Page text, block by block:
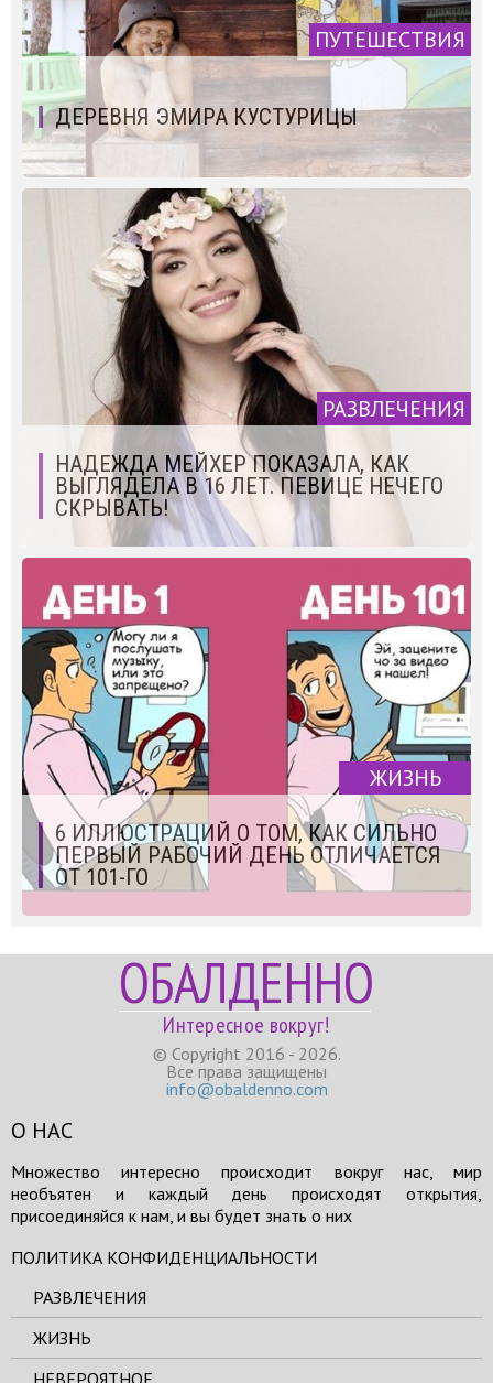
ПУТЕШЕСТВИЯ
ДЕРЕВНЯ ЭМИРА КУСТУРИЦЫ
РАЗВЛЕЧЕНИЯ
НАДЕЖДА МЕЙХЕР ПОКАЗАЛА, КАК
ВЫГЛЯДЕЛА В 16 ЛЕТ. ПЕВИЦЕ НЕЧЕГО
СКРЫВАТЬ!
ЖИЗНЬ
6 ИЛЛЮСТРАЦИЙ О ТОМ, КАК СИЛЬНО
ПЕРВЫЙ РАБОЧИЙ ДЕНЬ ОТЛИЧАЕТСЯ
ОТ 101-ГО
ОБАЛДЕННО
Интересное вокруг!
© Copyright 2016 - 2026.
Все права защищены
info@obaldenno.com
О НАС
Множество интересно происходит вокруг нас, мир
необъятен и каждый день происходят открытия,
присоединяйся к нам, и вы будет знать о них
ПОЛИТИКА КОНФИДЕНЦИАЛЬНОСТИ
РАЗВЛЕЧЕНИЯ
ЖИЗНЬ